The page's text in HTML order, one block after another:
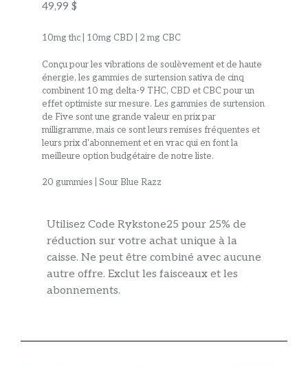
49,99 $
10mg thc | 10mg CBD | 2 mg CBC
Conçu pour les vibrations de soulèvement et de haute
énergie, les gammies de surtension sativa de cinq
combinent 10 mg delta-9 THC, CBD et CBC pour un
effet optimiste sur mesure. Les gammies de surtension
de Five sont une grande valeur en prix par
milligramme, mais ce sont leurs remises fréquentes et
leurs prix d'abonnement et en vrac qui en font la
meilleure option budgétaire de notre liste.
20 gummies | Sour Blue Razz
Utilisez Code Rykstone25 pour 25% de
réduction sur votre achat unique à la
caisse. Ne peut être combiné avec aucune
autre offre. Exclut les faisceaux et les
abonnements.